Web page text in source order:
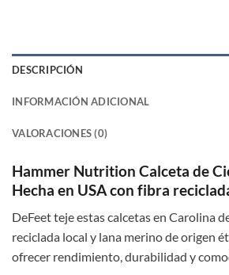
DESCRIPCIÓN
INFORMACIÓN ADICIONAL
VALORACIONES (0)
Hammer Nutrition Calceta de
Hecha en USA con fibra
DeFeet teje estas calcetas en Carolina
reciclada local y lana merino de origen
ofrecer rendimiento, durabilidad y